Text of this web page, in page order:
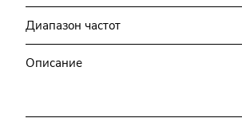
Диапазон частот
Описание